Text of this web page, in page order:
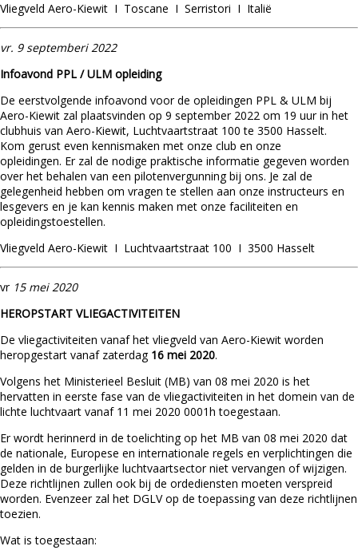
Vliegveld Aero-Kiewit I Toscane I Serristori I Italië
vr. 9 septemberi 2022
Infoavond PPL / ULM opleiding
De eerstvolgende infoavond voor de opleidingen PPL & ULM bij
Aero-Kiewit zal plaatsvinden op 9 september 2022 om 19 uur in het
clubhuis van Aero-Kiewit, Luchtvaartstraat 100 te 3500 Hasselt.
Kom gerust even kennismaken met onze club en onze
opleidingen. Er zal de nodige praktische informatie gegeven worden
over het behalen van een pilotenvergunning bij ons. Je zal de
gelegenheid hebben om vragen te stellen aan onze instructeurs en
lesgevers en je kan kennis maken met onze faciliteiten en
opleidingstoestellen.
Vliegveld Aero-Kiewit I Luchtvaartstraat 100 I 3500 Hasselt
vr15 mei 2020
HEROPSTART VLIEGACTIVITEITEN
De vliegactiviteiten vanaf het vliegveld van Aero-Kiewit worden
heropgestart vanaf zaterdag 16 mei 2020.
Volgens het Ministerieel Besluit (MB) van 08 mei 2020 is het
hervatten in eerste fase van de vliegactiviteiten in het domein van de
lichte luchtvaart vanaf 11 mei 2020 0001h toegestaan.
Er wordt herinnerd in de toelichting op het MB van 08 mei 2020 dat
de nationale, Europese en internationale regels en verplichtingen die
gelden in de burgerlijke luchtvaartsector niet vervangen of wijzigen.
Deze richtlijnen zullen ook bij de ordediensten moeten verspreid
worden. Evenzeer zal het DGLV op de toepassing van deze richtlijnen
toezien.
Wat is toegestaan: